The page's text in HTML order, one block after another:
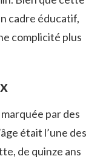
cadre éducatif,
complicité plus
par des
était l’une des
de quinze ans